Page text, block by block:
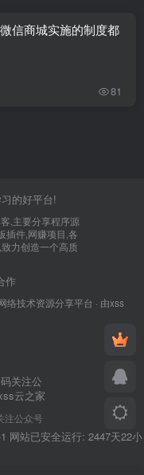
信商城实施的制度都
81
,主要分享程序源
插件,网赚项目,各
力创造一个高质
作
络技术资源分享平台 · 由xss
注公众号
网站已安全运行: 2447天22小